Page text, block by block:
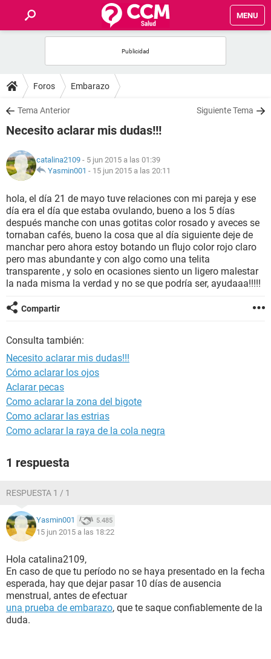
MENU
FOROS
SALUD
NUTRICIÓN
BIENESTAR
SEXUALIDAD
GLOSARIO
Foros Embarazo
Tema Anterior Siguiente Tema
Necesito aclarar mis dudas!!!
catalina2109 - 5 jun 2015 a las 01:39
Yasmin001 - 15 jun 2015 a las 20:11
hola, el día 21 de mayo tuve relaciones con mi pareja y ese
día era el día que estaba ovulando, bueno a los 5 días
después manche con unas gotitas color rosado y aveces se
tornaban cafés, bueno la cosa que al día siguiente deje de
manchar pero ahora estoy botando un flujo color rojo claro
pero mas abundante y con algo como una telita
transparente , y solo en ocasiones siento un ligero malestar
la nada misma la verdad y no se que podría ser, ayudaaa!!!!!
Compartir
Consulta también:
Necesito aclarar mis dudas!!!
Cómo aclarar los ojos
Aclarar pecas
Como aclarar la zona del bigote
Como aclarar las estrias
Como aclarar la raya de la cola negra
1 respuesta
RESPUESTA 1 / 1
Yasmin001 5.485
15 jun 2015 a las 18:22
Hola catalina2109,
En caso de que tu período no se haya presentado en la fecha
esperada, hay que dejar pasar 10 días de ausencia
menstrual, antes de efectuar
una prueba de embarazo, que te saque confiablemente de la
duda.